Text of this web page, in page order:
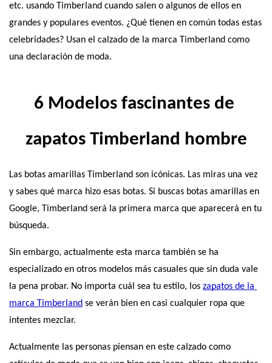
etc. usando Timberland cuando salen o algunos de ellos en
grandes y populares eventos. ¿Qué tienen en común todas estas
celebridades? Usan el calzado de la marca Timberland como
una declaración de moda.
6 Modelos fascinantes de
zapatos Timberland hombre
Las botas amarillas Timberland son icónicas. Las miras una vez
y sabes qué marca hizo esas botas. Si buscas botas amarillas en
Google, Timberland será la primera marca que aparecerá en tu
búsqueda.
Sin embargo, actualmente esta marca también se ha
especializado en otros modelos más casuales que sin duda vale
la pena probar. No importa cuál sea tu estilo, los zapatos de la
marca Timberland se verán bien en casi cualquier ropa que
intentes mezclar.
Actualmente las personas piensan en este calzado como